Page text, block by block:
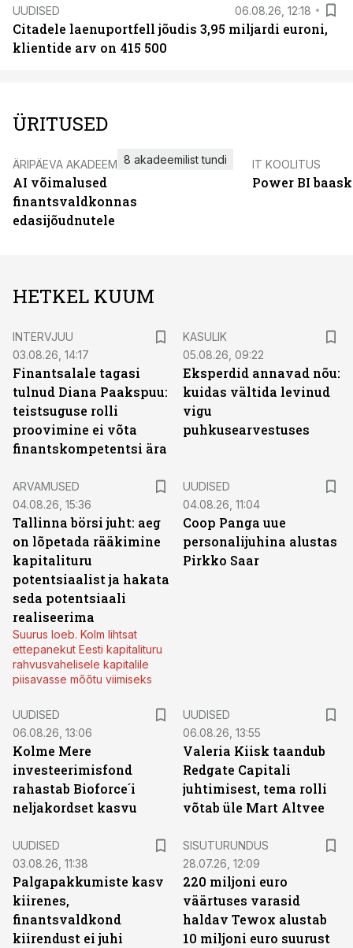
UUDISED 06.08.26, 12:18
Citadele laenuportfell jõudis 3,95 miljardi euroni,
klientide arv on 415 500
ÜRITUSED
ÄRIPÄEVA AKADEEMIA
AI võimalused
finantsvaldkonnas
edasijõudnutele
8 akadeemilist tundi IT KOOLITUS
Power BI
HETKEL KUUM
INTERVJUU
03.08.26, 14:17
Finantsalale tagasi
tulnud Diana Paakspuu:
teistsuguse rolli
proovimine ei võta
finantskompetentsi ära
KASULIK
05.08.26, 09:22
Eksperdid annavad nõu:
kuidas vältida levinud
vigu
puhkusearvestuses
ARVAMUSED
04.08.26, 15:36
Tallinna börsi juht: aeg
on lõpetada rääkimine
kapitalituru
potentsiaalist ja hakata
seda potentsiaali
realiseerima
Suurus loeb. Kolm lihtsat
ettepanekut Eesti kapitalituru
rahvusvahelisele kapitalile
piisavasse mõõtu viimiseks
UUDISED
04.08.26, 11:04
Coop Panga uue
personalijuhina alustas
Pirkko Saar
UUDISED
06.08.26, 13:06
Kolme Mere
investeerimisfond
rahastab Bioforce´i
neljakordset kasvu
UUDISED
06.08.26, 13:55
Valeria Kiisk taandub
Redgate Capitali
juhtimisest, tema rolli
võtab üle Mart Altvee
UUDISED
03.08.26, 11:38
Palgapakkumiste kasv
kiirenes,
finantsvaldkond
kiirendust ei juhi
SISUTURUNDUS
28.07.26, 12:09
220 miljoni euro
väärtuses varasid
haldav Tewox alustab
10 miljoni euro suurust